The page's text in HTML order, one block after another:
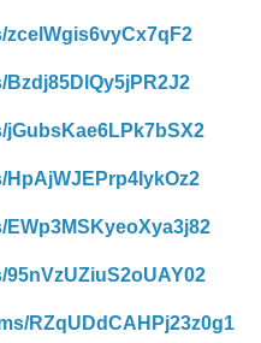
zcelWgis6vyCx7qF2
RZqUDdCAHPj23z0g1